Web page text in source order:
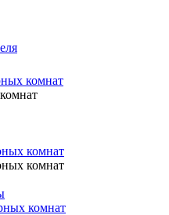
комнат
комнат
комнат
комнат